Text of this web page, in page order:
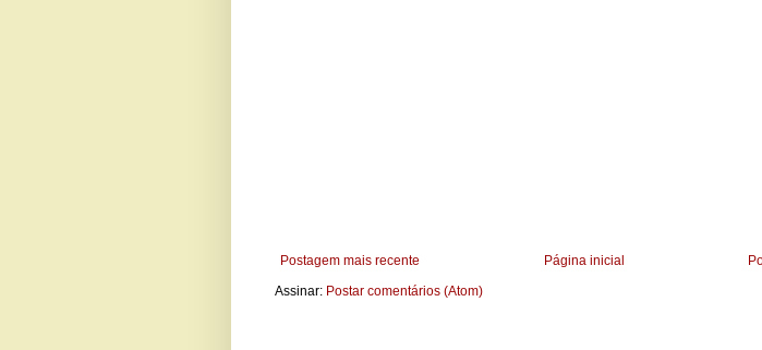
Postagem mais recente
Página inicial
Assinar: Postar comentários (Atom)